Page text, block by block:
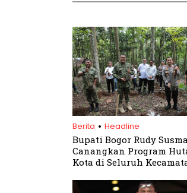
Berita . Headline
Bupati Bogor Rudy
Canangkan Program
Kota di Seluruh